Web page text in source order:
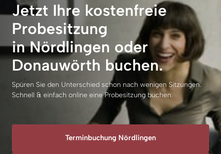
Jetzt Ihre kostenfreie
Probesitzung
in Nördlingen oder
Donauwörth buchen.
Spüren Sie den Unterschied schon nach wenigen Sitzungen.
Schnell & einfach online eine Probesitzung buchen.
Terminbuchung Nördlingen